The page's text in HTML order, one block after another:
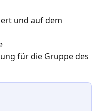
und auf dem
für die Gruppe des